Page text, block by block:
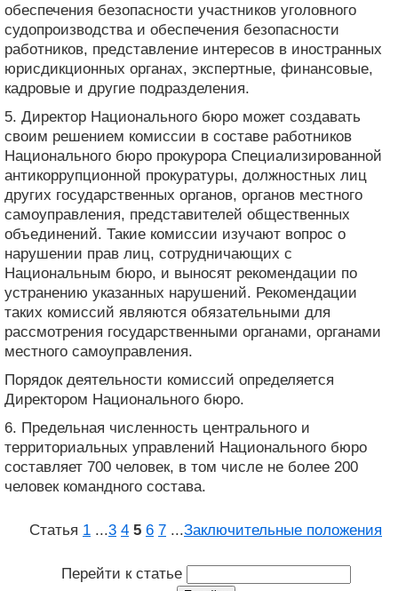
обеспечения безопасности участников уголовного
судопроизводства и обеспечения безопасности
работников, представление интересов в иностранных
юрисдикционных органах, экспертные, финансовые,
кадровые и другие подразделения.
5. Директор Национального бюро может создавать
своим решением комиссии в составе работников
Национального бюро прокурора Специализированной
антикоррупционной прокуратуры, должностных лиц
других государственных органов, органов местного
самоуправления, представителей общественных
объединений. Такие комиссии изучают вопрос о
нарушении прав лиц, сотрудничающих с
Национальным бюро, и выносят рекомендации по
устранению указанных нарушений. Рекомендации
таких комиссий являются обязательными для
рассмотрения государственными органами, органами
местного самоуправления.
Порядок деятельности комиссий определяется
Директором Национального бюро.
6. Предельная численность центрального и
территориальных управлений Национального бюро
составляет 700 человек, в том числе не более 200
человек командного состава.
Статья 1 ...3 4 5 6 7 ...Заключительные положения
Перейти к статье